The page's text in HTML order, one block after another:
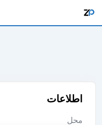
محتوا
اطلاعات
محل